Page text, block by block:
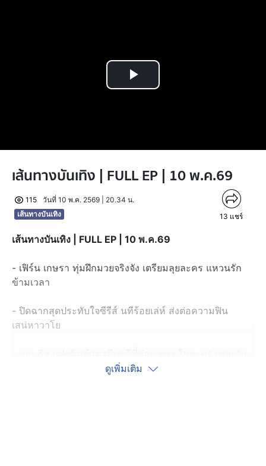
Play
เส้นทางบันเทิง | FULL EP | 10 พ.ค.69
115
วันที่ 10 พ.ค. 2569 | 20.34 น.
เส้นทางบันเทิง
13 แชร์
เส้นทางบันเทิง | FULL EP | 10 พ.ค.69
- เฟิร์น เกษรา ทุ่มฝึกมวยจริงจัง เตรียมลุยละคร แหวนรัก
ข้ามเวลา
- ปิดฉากสุดประทับใจซีรีส์ นทีร้อยเล่ห์ ส่งต่อความฟิน
เสน่หาวาโย
ดูเพิ่มเติม